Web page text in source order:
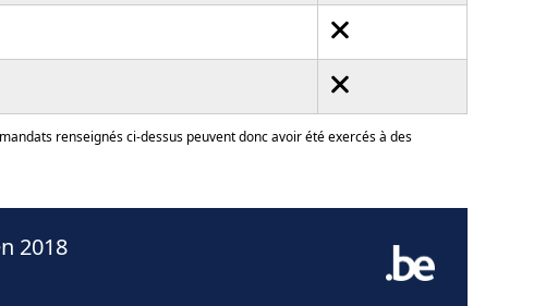
renseignés ci-dessus peuvent donc avoir été exercés à des
2018